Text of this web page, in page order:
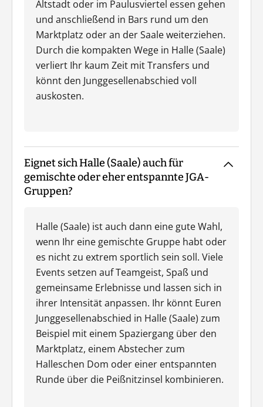
Altstadt oder im Paulusviertel essen gehen
und anschließend in Bars rund um den
Marktplatz oder an der Saale weiterziehen.
Durch die kompakten Wege in Halle (Saale)
verliert Ihr kaum Zeit mit Transfers und
könnt den Junggesellenabschied voll
auskosten.
Eignet sich Halle (Saale) auch für
gemischte oder eher entspannte JGA-
Gruppen?
Halle (Saale) ist auch dann eine gute Wahl,
wenn Ihr eine gemischte Gruppe habt oder
es nicht zu extrem sportlich sein soll. Viele
Events setzen auf Teamgeist, Spaß und
gemeinsame Erlebnisse und lassen sich in
ihrer Intensität anpassen. Ihr könnt Euren
Junggesellenabschied in Halle (Saale) zum
Beispiel mit einem Spaziergang über den
Marktplatz, einem Abstecher zum
Halleschen Dom oder einer entspannten
Runde über die Peißnitzinsel kombinieren.